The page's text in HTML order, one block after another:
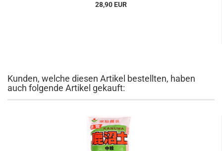
28,90 EUR
Kunden, welche diesen Artikel bestellten, haben
auch folgende Artikel gekauft: